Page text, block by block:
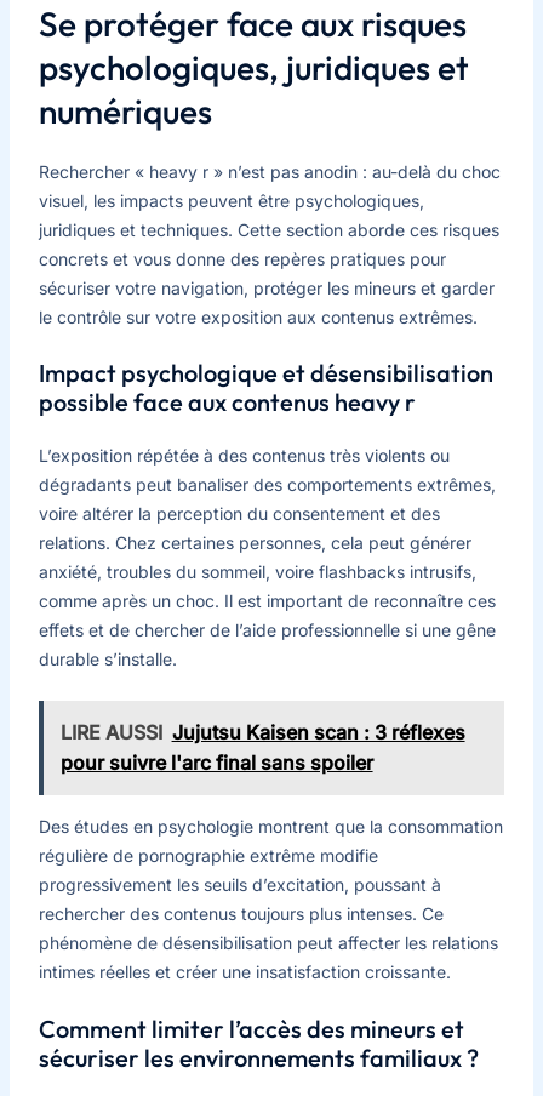
Se protéger face aux risques
psychologiques, juridiques et
numériques
Rechercher « heavy r » n’est pas anodin : au-delà du choc
visuel, les impacts peuvent être psychologiques,
juridiques et techniques. Cette section aborde ces risques
concrets et vous donne des repères pratiques pour
sécuriser votre navigation, protéger les mineurs et garder
le contrôle sur votre exposition aux contenus extrêmes.
Impact psychologique et désensibilisation
possible face aux contenus heavy r
L’exposition répétée à des contenus très violents ou
dégradants peut banaliser des comportements extrêmes,
voire altérer la perception du consentement et des
relations. Chez certaines personnes, cela peut générer
anxiété, troubles du sommeil, voire flashbacks intrusifs,
comme après un choc. Il est important de reconnaître ces
effets et de chercher de l’aide professionnelle si une gêne
durable s’installe.
LIRE AUSSI Jujutsu Kaisen scan : 3 réflexes
pour suivre l'arc final sans spoiler
Des études en psychologie montrent que la consommation
régulière de pornographie extrême modifie
progressivement les seuils d’excitation, poussant à
rechercher des contenus toujours plus intenses. Ce
phénomène de désensibilisation peut affecter les relations
intimes réelles et créer une insatisfaction croissante.
Comment limiter l’accès des mineurs et
sécuriser les environnements familiaux ?